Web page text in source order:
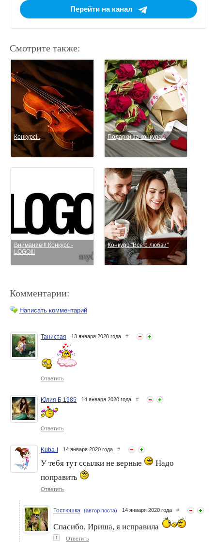
Перейти на канал
Смотрите также:
Конкурс!.. Подарки за конкурсы
Внимание!!! Конкурс -
LOGO!!!
Конкурс "Все о любви"
Напоминалочка... Конкурс
Logo!!!
Конкурс 3 в 1. Салат "Мой
генерал".
Напоминалочка... Конкурс
Logo!!!
Комментарии:
Написать комментарий
Танистая 13 января 2020 года #
Ответить
Юлия Б 1985 14 января 2020 года #
Ответить
Kuba-I 14 января 2020 года #
У тебя тут ссылки не верные
Надо
поправить
Ответить
Гостюшка (автор поста) 14 января 2020 года #
Спасибо, Ириша, я исправила
↑ Ответить